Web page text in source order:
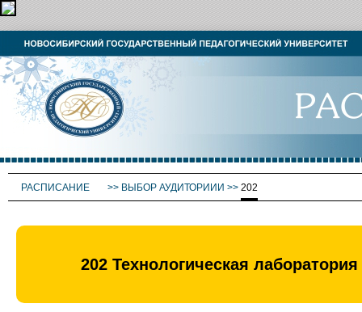
РАСПИСАНИЕ >> ВЫБОР АУДИТОРИИИ >> 202
202 Технологическая